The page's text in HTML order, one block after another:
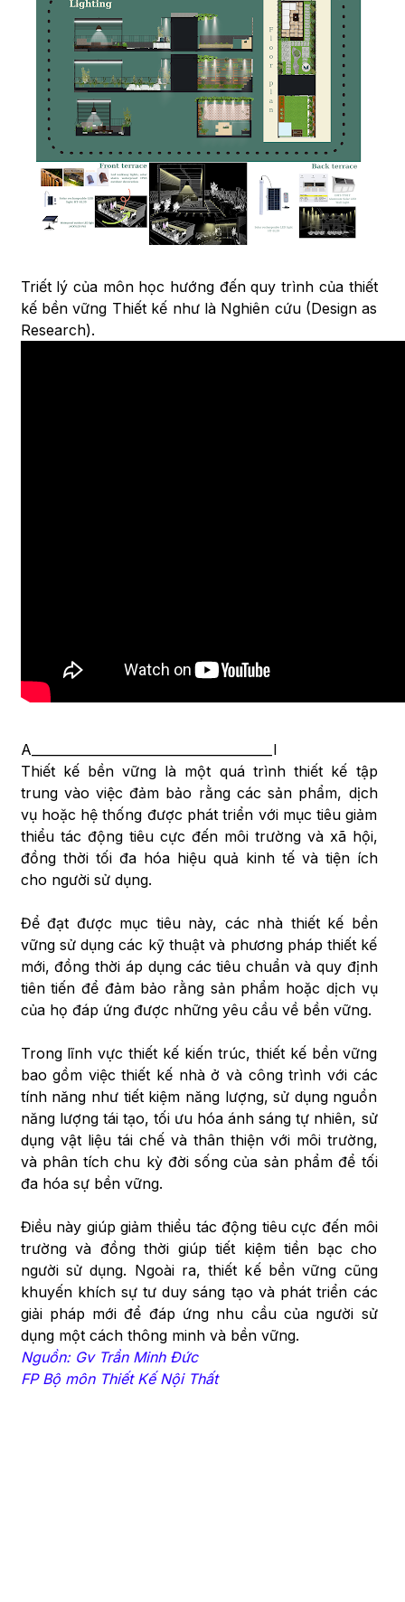
Triết lý của môn học hướng đến quy trình của thiết
kế bền vững Thiết kế như là Nghiên cứu (Design as
Research).
A______________________________________I
Thiết kế bền vững là một quá trình thiết kế tập
trung vào việc đảm bảo rằng các sản phẩm, dịch
vụ hoặc hệ thống được phát triển với mục tiêu giảm
thiểu tác động tiêu cực đến môi trường và xã hội,
đồng thời tối đa hóa hiệu quả kinh tế và tiện ích
cho người sử dụng.
Để đạt được mục tiêu này, các nhà thiết kế bền
vững sử dụng các kỹ thuật và phương pháp thiết kế
mới, đồng thời áp dụng các tiêu chuẩn và quy định
tiên tiến để đảm bảo rằng sản phẩm hoặc dịch vụ
của họ đáp ứng được những yêu cầu về bền vững.
Trong lĩnh vực thiết kế kiến trúc, thiết kế bền vững
bao gồm việc thiết kế nhà ở và công trình với các
tính năng như tiết kiệm năng lượng, sử dụng nguồn
năng lượng tái tạo, tối ưu hóa ánh sáng tự nhiên, sử
dụng vật liệu tái chế và thân thiện với môi trường,
và phân tích chu kỳ đời sống của sản phẩm để tối
đa hóa sự bền vững.
Điều này giúp giảm thiểu tác động tiêu cực đến môi
trường và đồng thời giúp tiết kiệm tiền bạc cho
người sử dụng. Ngoài ra, thiết kế bền vững cũng
khuyến khích sự tư duy sáng tạo và phát triển các
giải pháp mới để đáp ứng nhu cầu của người sử
dụng một cách thông minh và bền vững.
Nguồn: Gv Trần Minh Đức
FP Bộ môn Thiết Kế Nội Thất